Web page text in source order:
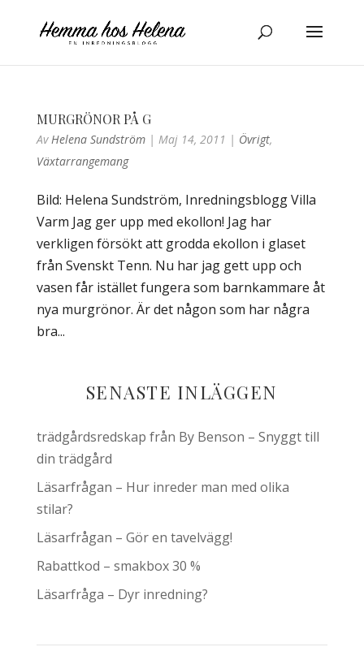
MURGRÖNOR PÅ G
AvHelena Sundström| Maj 14, 2011 | Övrigt,
Växtarrangemang
Bild: Helena Sundström, Inredningsblogg Villa
Varm Jag ger upp med ekollon! Jag har
verkligen försökt att grodda ekollon i glaset
från Svenskt Tenn. Nu har jag gett upp och
vasen får istället fungera som barnkammare åt
nya murgrönor. Är det någon som har några
bra...
SENASTE INLÄGGEN
trädgårdsredskap från By Benson – Snyggt till
din trädgård
Läsarfrågan – Hur inreder man med olika
stilar?
Läsarfrågan – Gör en tavelvägg!
Rabattkod – smakbox 30 %
Läsarfråga – Dyr inredning?